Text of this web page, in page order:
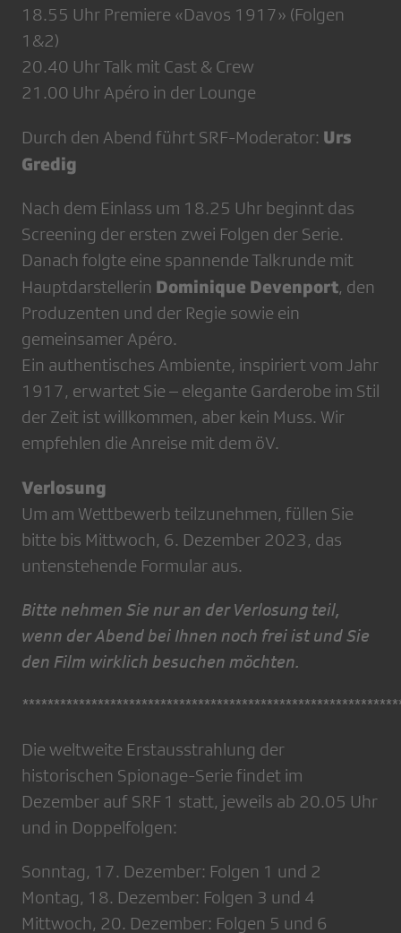
18.55 Uhr Premiere «Davos 1917» (Folgen
1&2)
20.40 Uhr Talk mit Cast & Crew
21.00 Uhr Apéro in der Lounge
Durch den Abend führt SRF-Moderator: Urs
Gredig
Nach dem Einlass um 18.25 Uhr beginnt das
Screening der ersten zwei Folgen der Serie.
Danach folgte eine spannende Talkrunde mit
Hauptdarstellerin Dominique Devenport, den
Produzenten und der Regie sowie ein
gemeinsamer Apéro.
Ein authentisches Ambiente, inspiriert vom Jahr
1917, erwartet Sie – elegante Garderobe im Stil
der Zeit ist willkommen, aber kein Muss. Wir
empfehlen die Anreise mit dem öV.
Verlosung
Um am Wettbewerb teilzunehmen, füllen Sie
bitte bis Mittwoch, 6. Dezember 2023, das
untenstehende Formular aus.
Bitte nehmen Sie nur an der Verlosung teil,
wenn der Abend bei Ihnen noch frei ist und Sie
den Film wirklich besuchen möchten.
Die weltweite Erstausstrahlung der
historischen Spionage-Serie findet im
Dezember auf SRF 1 statt, jeweils ab 20.05 Uhr
und in Doppelfolgen:
Sonntag, 17. Dezember: Folgen 1 und 2
Montag, 18. Dezember: Folgen 3 und 4
Mittwoch, 20. Dezember: Folgen 5 und 6